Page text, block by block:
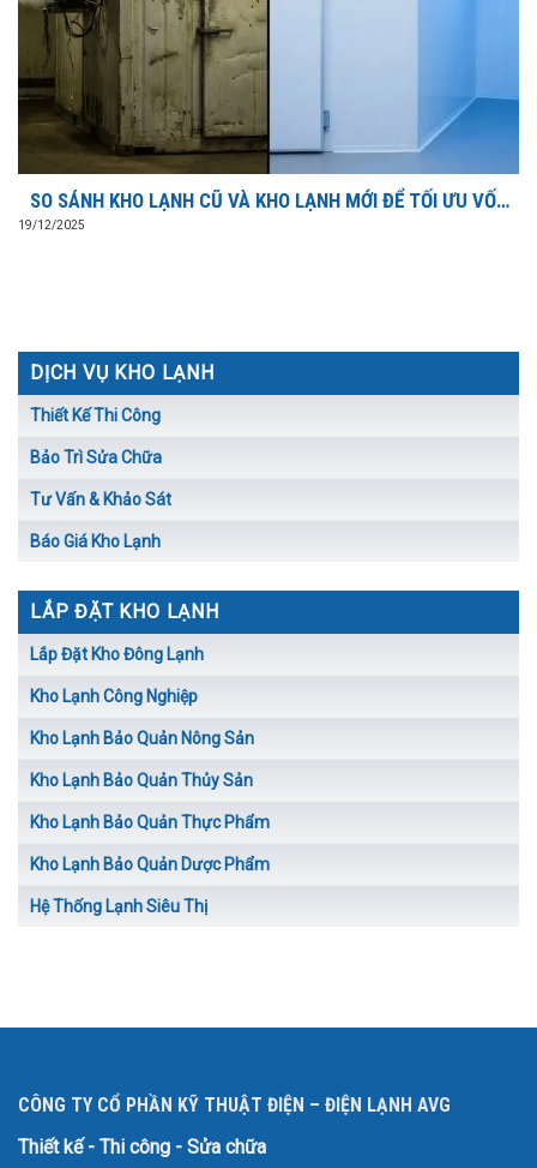
SO SÁNH KHO LẠNH CŨ VÀ KHO LẠNH MỚI ĐỂ TỐI ƯU VỐN
19/12/2025
DỊCH VỤ KHO LẠNH
Thiết Kế Thi Công
Bảo Trì Sửa Chữa
Tư Vấn & Khảo Sát
Báo Giá Kho Lạnh
LẮP ĐẶT KHO LẠNH
Lắp Đặt Kho Đông Lạnh
Kho Lạnh Công Nghiệp
Kho Lạnh Bảo Quản Nông Sản
Kho Lạnh Bảo Quản Thủy Sản
Kho Lạnh Bảo Quản Thực Phẩm
Kho Lạnh Bảo Quản Dược Phẩm
Hệ Thống Lạnh Siêu Thị
CÔNG TY CỔ PHẦN KỸ THUẬT ĐIỆN – ĐIỆN LẠNH AVG
Thiết kế - Thi công - Sửa chữa